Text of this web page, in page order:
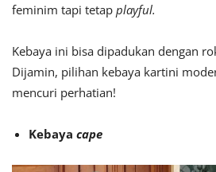
feminim tapi tetap playful.
Kebaya ini bisa dipadukan dengan
Dijamin, pilihan kebaya kartini
mencuri perhatian!
Kebaya cape